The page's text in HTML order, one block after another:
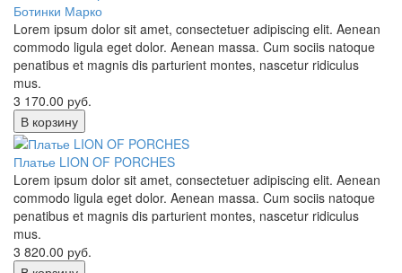
Ботинки Марко
Lorem ipsum dolor sit amet, consectetuer adipiscing elit. Aenean
commodo ligula eget dolor. Aenean massa. Cum sociis natoque
penatibus et magnis dis parturient montes, nascetur ridiculus
mus.
3 170.00 руб.
В корзину
Платье LION OF PORCHES
Lorem ipsum dolor sit amet, consectetuer adipiscing elit. Aenean
commodo ligula eget dolor. Aenean massa. Cum sociis natoque
penatibus et magnis dis parturient montes, nascetur ridiculus
mus.
3 820.00 руб.